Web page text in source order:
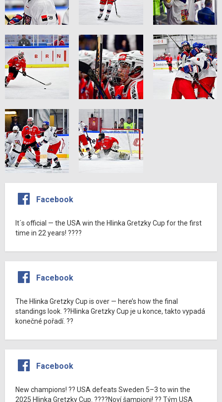
Facebook
It´s official — the USA win the Hlinka Gretzky Cup for the first
time in 22 years! ????
Facebook
The Hlinka Gretzky Cup is over — here’s how the final
standings look. ??Hlinka Gretzky Cup je u konce, takto vypadá
konečné pořadí. ??
Facebook
New champions! ?? USA defeats Sweden 5–3 to win the
2025 Hlinka Gretzky Cup. ????Noví šampioni! ?? Tým USA